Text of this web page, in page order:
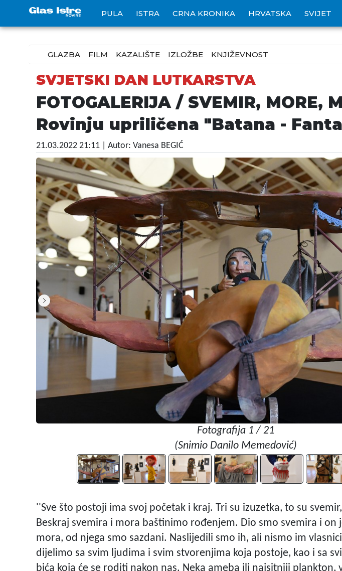
PULA ISTRA CRNA KRONIKA HRVATSKA SVIJET
GLAZBA FILM KAZALIŠTE IZLOŽBE KNJIŽEVNOST
SVJETSKI DAN LUTKARSTVA
FOTOGALERIJA / SVEMIR, MORE,
Rovinju upriličena "Batana -
21.03.2022 21:11 | Autor: Vanesa BEGIĆ
Fotografija 1 / 21
(Snimio Danilo Memedović)
''Sve što postoji ima svoj početak i kraj. Tri su izuzetka, to su
Beskraj svemira i mora baštinimo rođenjem. Dio smo svemira i on
mora, od njega smo sazdani. Naslijedili smo ih, ali nismo im
dijelimo sa svim ljudima i svim stvorenjima koja postoje, kao i sa
bića koja će se roditi nakon nas. Neka ameba ili najsitniji plankton,